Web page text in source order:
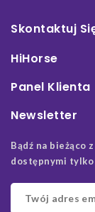
Skontaktuj
HiHorse
Panel Klienta
Newsletter
Bądź na bieżąco
dostępnymi